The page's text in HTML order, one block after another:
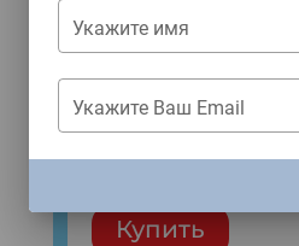
Народы России
№8 (2026)
Купить
Укажите имя
Укажите Ваш Email